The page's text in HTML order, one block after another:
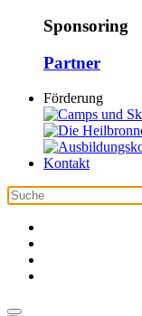
Sponsoring
Partner
Förderung
Kontakt